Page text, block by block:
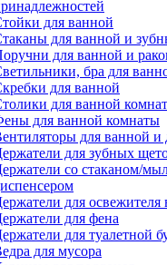
для ванной
для ванной и
для ванной и
бра для
для ванной
для ванной
для ванной комнаты
для ванной и
для зубных
со стаканом/
для освежителя
для фена
для туалетной
для мусора